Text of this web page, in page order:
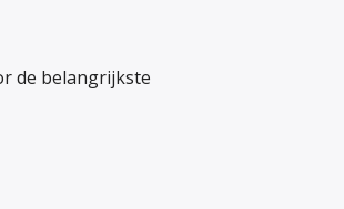
de belangrijkste